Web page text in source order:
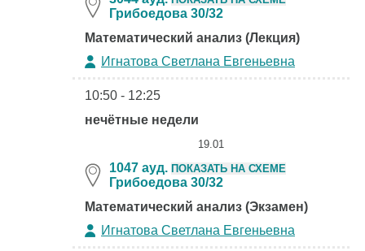
Грибоедова 30/32
Математический анализ (Лекция)
Игнатова Светлана Евгеньевна
10:50 - 12:25
нечётные недели
19.01
1047 ауд. ПОКАЗАТЬ НА СХЕМЕ
Грибоедова 30/32
Математический анализ (Экзамен)
Игнатова Светлана Евгеньевна